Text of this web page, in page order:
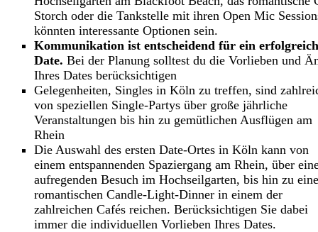
Storch oder die Tankstelle mit ihren Open Mic
könnten interessante Optionen sein.
Kommunikation ist entscheidend für ein
Date. Bei der Planung solltest du die Vorlieben und
Ihres Dates berücksichtigen
Gelegenheiten, Singles in Köln zu treffen, sind
von speziellen Single-Partys über große jährliche
Veranstaltungen bis hin zu gemütlichen Ausflügen am
Rhein
Die Auswahl des ersten Date-Ortes in Köln kann von
einem entspannenden Spaziergang am Rhein, über
aufregenden Besuch im Hochseilgarten, bis hin zu
romantischen Candle-Light-Dinner in einem der
zahlreichen Cafés reichen. Berücksichtigen Sie dabei
immer die individuellen Vorlieben Ihres Dates.